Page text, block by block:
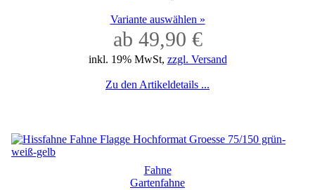
Variante auswählen »
ab 49,90 €
inkl. 19% MwSt, zzgl. Versand
Zu den Artikeldetails ...
Fahne
Gartenfahne